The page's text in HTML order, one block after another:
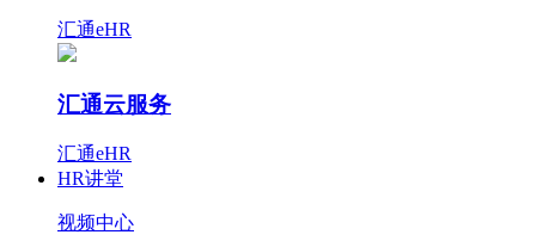
汇通eHR
汇通云服务
汇通eHR
HR讲堂
视频中心